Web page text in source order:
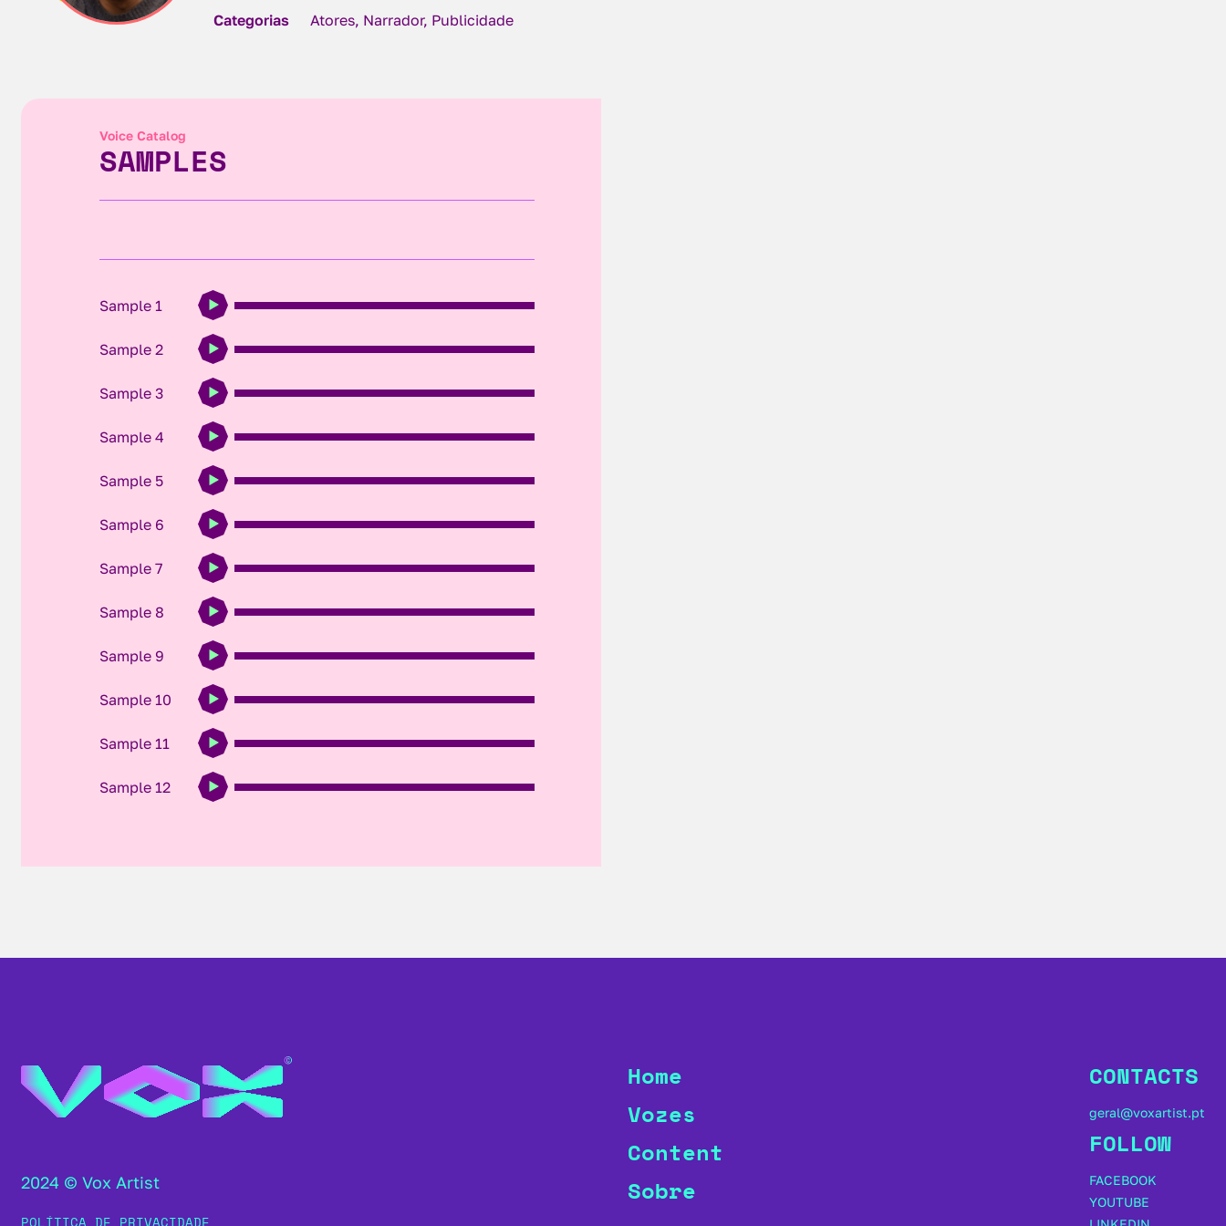
Categorias Atores, Narrador, Publicidade
Voice Catalog
SAMPLES
Sample 1
Sample 2
Sample 3
Sample 4
Sample 5
Sample 6
Sample 7
Sample 8
Sample 9
Sample 10
Sample 11
Sample 12
2024 © Vox Artist
POLÍTICA DE PRIVACIDADE
Home
Vozes
Content
Sobre
CONTACTS
geral@voxartist.pt
FOLLOW
FACEBOOK
YOUTUBE